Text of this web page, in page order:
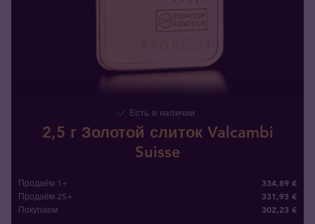
Есть в наличии
2,5 г Золотой слиток Valcambi
Suisse
Продаём 1+ 334,89 €
Продаём 25+ 331,93 €
Покупаем 302,23 €